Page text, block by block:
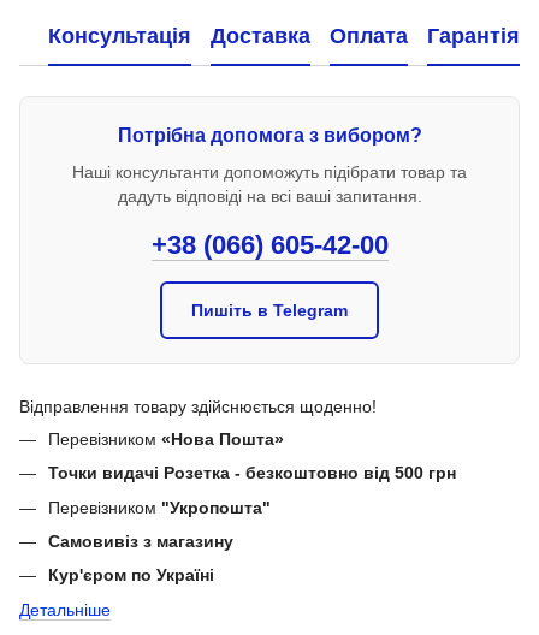
Консультація Доставка Оплата Гарантія
Потрібна допомога з вибором?
Наші консультанти допоможуть підібрати товар та
дадуть відповіді на всі ваші запитання.
+38 (066) 605-42-00
Пишіть в Telegram
Відправлення товару здійснюється щоденно!
Перевізником «Нова Пошта»
Точки видачі Розетка - безкоштовно від 500 грн
Перевізником "Укропошта"
Самовивіз з магазину
Кур'єром по Україні
Детальніше